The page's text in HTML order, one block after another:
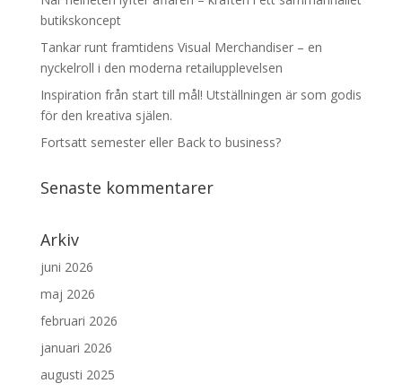
butikskoncept
Tankar runt framtidens Visual Merchandiser – en
nyckelroll i den moderna retailupplevelsen
Inspiration från start till mål! Utställningen är som godis
för den kreativa själen.
Fortsatt semester eller Back to business?
Senaste kommentarer
Arkiv
juni 2026
maj 2026
februari 2026
januari 2026
augusti 2025